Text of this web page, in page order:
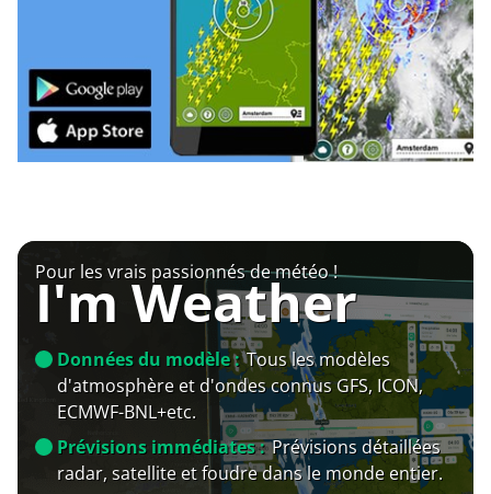
Pour les vrais passionnés de météo !
I'm Weather
Données du modèle : Tous les modèles
d'atmosphère et d'ondes connus GFS, ICON,
ECMWF-BNL+etc.
Prévisions immédiates : Prévisions détaillées
radar, satellite et foudre dans le monde entier.